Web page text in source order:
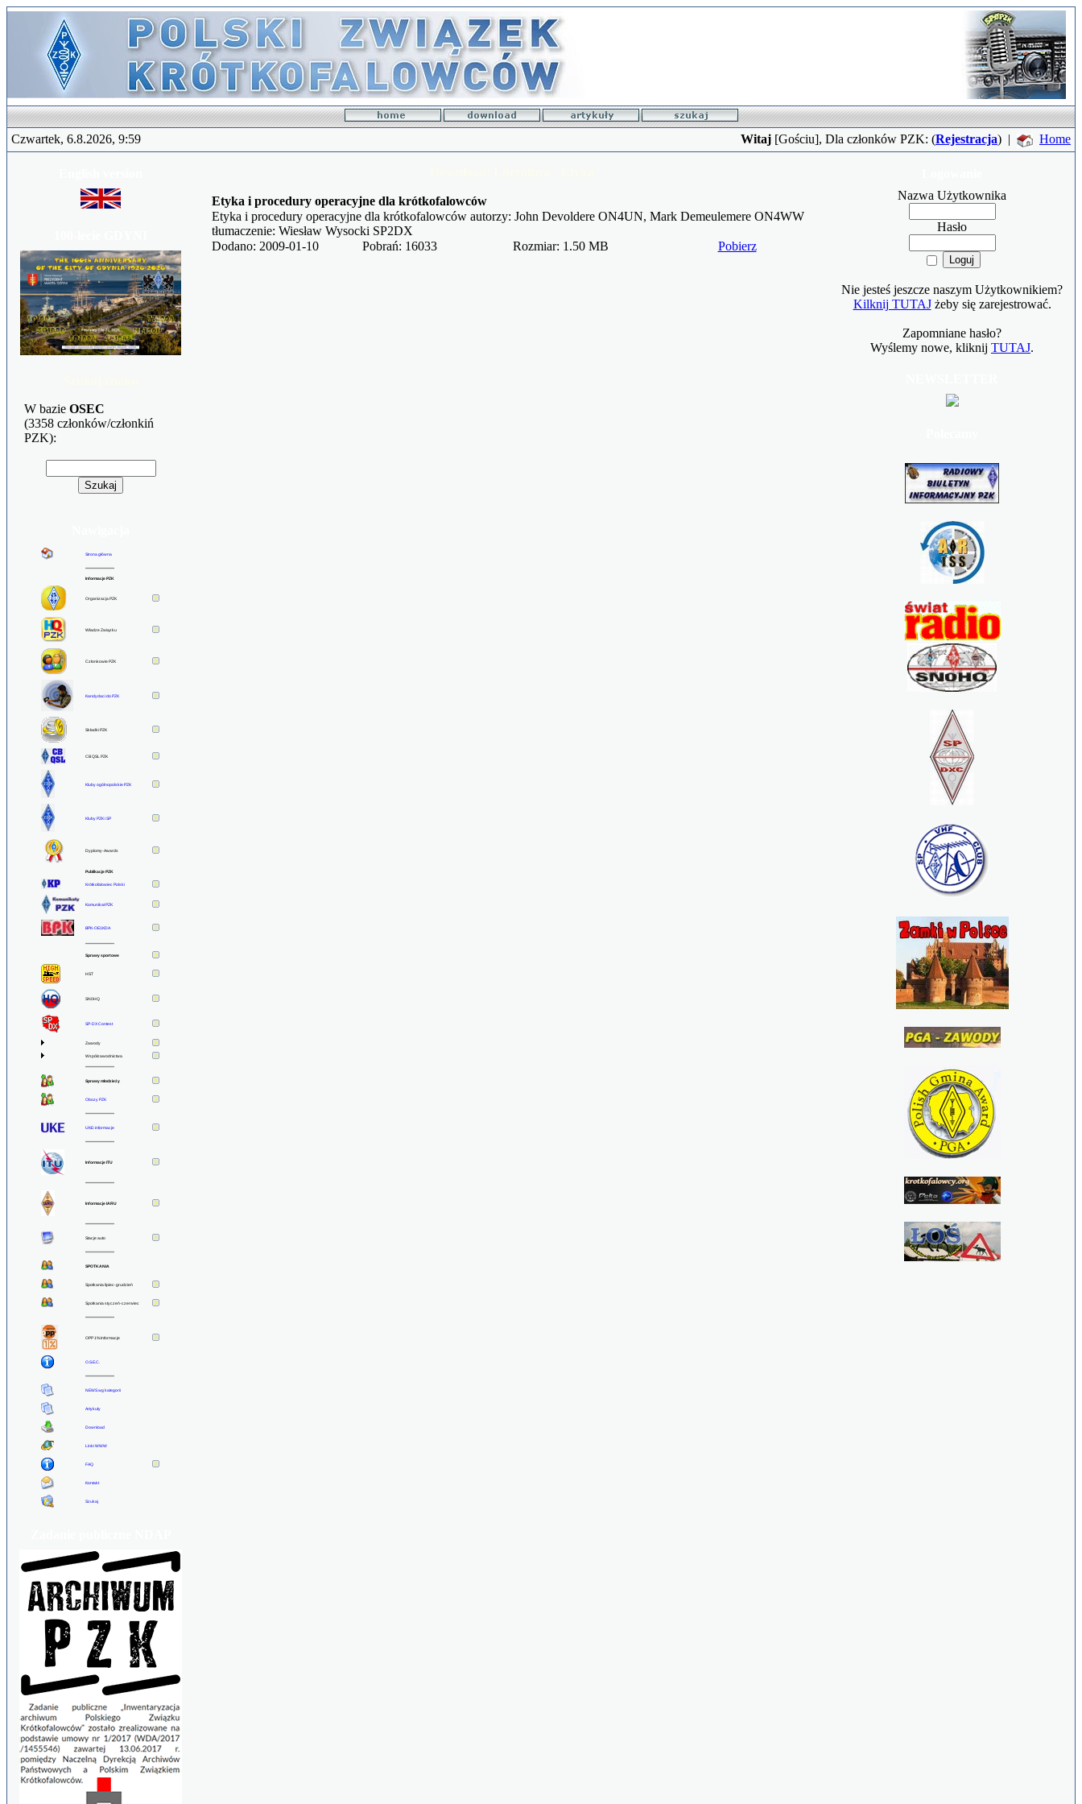
Czwartek, 6.8.2026, 9:59 Witaj [Gościu], Dla członków PZK: (Rejestracja) | Home
W bazie OSEC
(3358 członków/członkiń
PZK):
Strona główna
******************
Informacje PZK
Organizacja PZK
Władze Związku
Członkowie PZK
Kandydaci do PZK
Składki PZK
CB QSL PZK
Kluby ogólnopolskie PZK
Kluby PZK i SP
Dyplomy-Awards
Publikacje PZK
Krótkofalowiec Polski
Komunikat PZK
BPK-OE1KDA
******************
Sprawy sportowe
HST
SN0HQ
SP-DX Contest
Zawody
Współzawodnictwa
******************
Sprawy młodzieży
Obozy PZK
******************
UKE-informacje
******************
Informacje ITU
******************
Informacje IARU
******************
Stacje auto
******************
SPOTKANIA
Spotkania lipiec-grudzień
Spotkania styczeń-czerwiec
******************
OPP 1% Informacje
O.S.E.C.
******************
NEWS wg kategorii
Artykuły
Download
Linki WWW
FAQ
Kontakt
Szukaj
Etyka i procedury operacyjne dla krótkofalowców
Etyka i procedury operacyjne dla krótkofalowców autorzy: John Devoldere ON4UN, Mark Demeulemere ON4WW
tłumaczenie: Wiesław Wysocki SP2DX
Dodano: 2009-01-10
Pobrań: 16033 Rozmiar: 1.50 MB Pobierz
Nazwa Użytkownika
Hasło
Nie jesteś jeszcze naszym Użytkownikiem?
Kilknij TUTAJżeby się zarejestrować.
Zapomniane hasło?
Wyślemy nowe, kliknij TUTAJ.